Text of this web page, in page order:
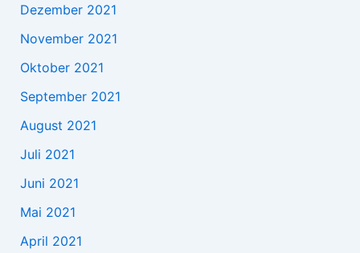
Dezember 2021
November 2021
Oktober 2021
September 2021
August 2021
Juli 2021
Juni 2021
Mai 2021
April 2021